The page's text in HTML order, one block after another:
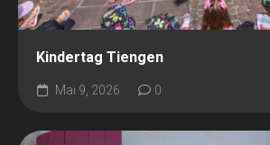
Kindertag Tiengen
Mai 9, 2026 0